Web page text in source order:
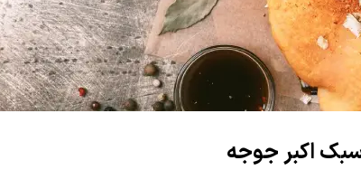
اکبر جوجه